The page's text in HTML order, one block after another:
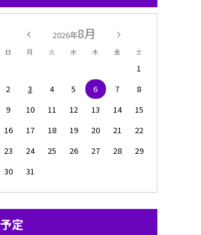
2026年8月
日 月 火 水 木 金 土
1
2
3 4 5 6 7
8
9
10 11 12 13 14
15
16
17 18 19 20 21
22
23
24 25 26 27 28
29
30
31
予定